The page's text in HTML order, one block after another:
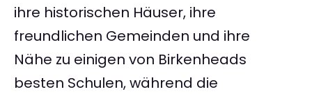
ihre historischen Häuser, ihre
freundlichen Gemeinden und ihre
Nähe zu einigen von Birkenheads
besten Schulen, während die